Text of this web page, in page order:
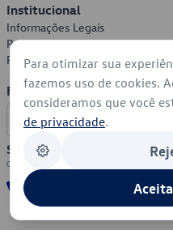
Institucional
Informações Legais
Política de Privacidade
Política de Cookies
Formas de Pagamento
Segurança
Para otimizar sua
fazemos uso de cookies.
consideramos que você
de privacidade.